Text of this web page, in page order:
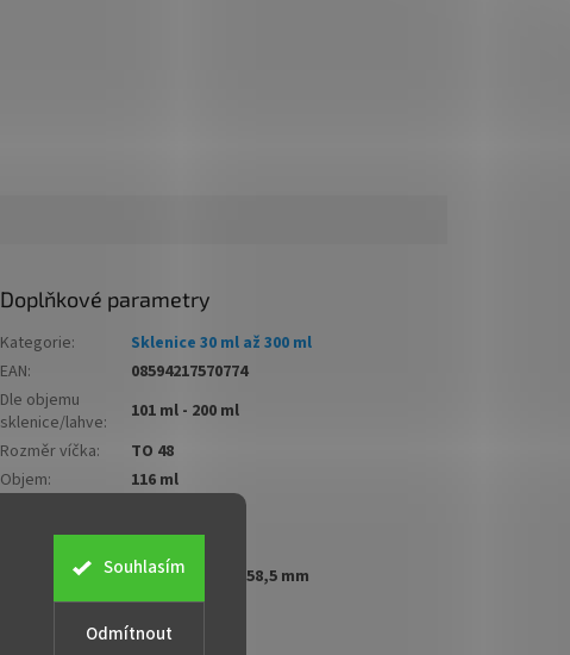
Odmítnout
Souhlasím
Doplňkové parametry
Kategorie:
Sklenice 30 ml až 300 ml
EAN:
08594217570774
Dle objemu
sklenice/lahve:
101 ml - 200 ml
Rozměr víčka:
TO 48
Objem:
116 ml
čirá
78,5 mm x 51,5-58,5 mm
45 mm